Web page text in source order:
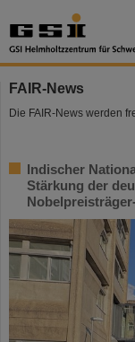
FAIR-News
Die FAIR-News werden
Indischer
Stärkung der